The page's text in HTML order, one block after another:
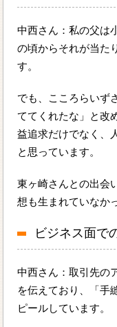
中西さん：私の父は
の頃からそれが当た
す。
でも、こころらいず
ててくれたな」と改
益追求だけでなく、
と思っています。
東ヶ崎さんとの出会
想も生まれていなか
ビジネス面で
中西さん：取引先の
を伝えており、「手
ピールしています。